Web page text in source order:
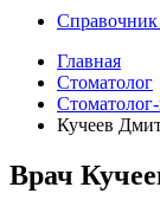
Справочник
Главная
Стоматолог
Кучеев
Врач